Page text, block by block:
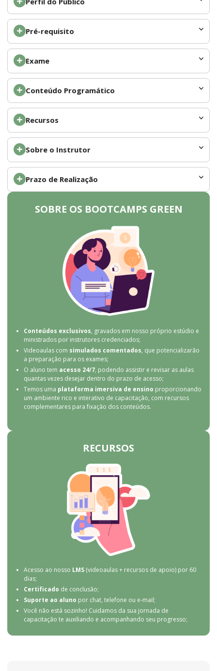
Pré-requisito
Exame
Conteúdo Programático
Recursos
Sobre o Instrutor
Prazo de Realização
SOBRE OS BOOTCAMPS GREEN
Conteúdos exclusivos, gravados em nosso próprio estúdio e
ministrados por instrutores credenciados;
Videoaulas com simulados comentados, que potencializarão
a preparação para os exames;
O aluno tem acesso 24/7, podendo assistir e revisar as aulas
quantas vezes desejar dentro do prazo de acesso;
Temos uma plataforma imersiva de ensino proporcionando
um ambiente rico e interativo de capacitação, com recursos
complementares para fixação dos conteúdos.
RECURSOS
Acesso ao nosso LMS (videoaulas + recursos de apoio) por 60
dias;
Certificado de conclusão;
Suporte ao aluno por chat, telefone ou e-mail;
Você não está sozinho! Cuidamos da sua jornada de
capacitação te auxiliando e acompanhando seu progresso;